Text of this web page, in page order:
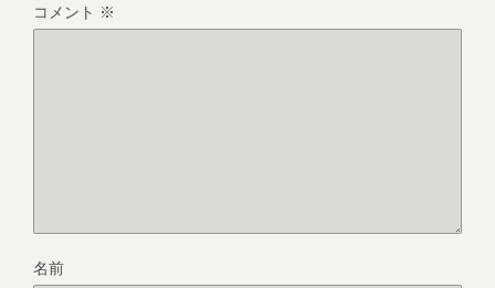
コメント ※
名前